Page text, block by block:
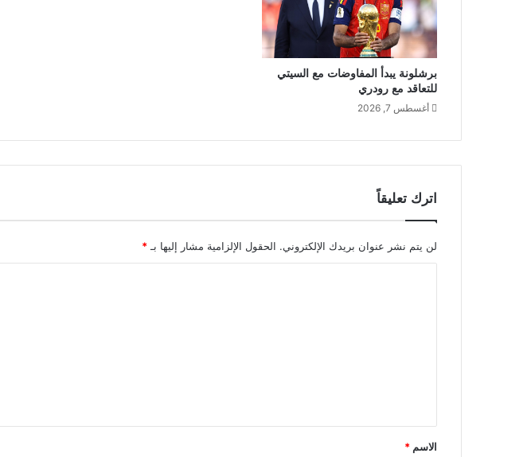
برشلونة يبدأ المفاوضات مع السيتي
للتعاقد مع رودري
أغسطس 7, 2026
اترك تعليقاً
لن يتم نشر عنوان بريدك الإلكتروني. الحقول الإلزامية مشار إليها بـ *
*
الاسم *